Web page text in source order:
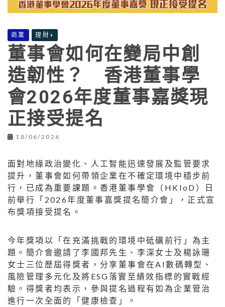
商業 理財+
董事會如何在變局中創
造韌性？ 香港董事學
會2026年度董事嘉獎現
正接受提名
18/06/2026
面對地緣政治變化、人工智能迅速發展及監管要求
提升，董事會如何帶領企業在不確定環境中穩步前
行，已成為重要課題。香港董事學會（HKIoD）日
前舉行「2026年度董事嘉獎提名簡介會」，正式宣
布獎項接受提名。
今年獎項以「在充滿挑戰的環境中砥礪前行」為主
題。簡介會邀請了李國邦先生、李深女士及楊詠珊
女士三位歷屆得獎者，分享董事會在AI數碼轉型、
風險管理多元化及將ESG落實至績效指標的實戰經
驗。得獎者均表示，參與提名過程有如為企業管治
進行一次全面的「健康檢查」。